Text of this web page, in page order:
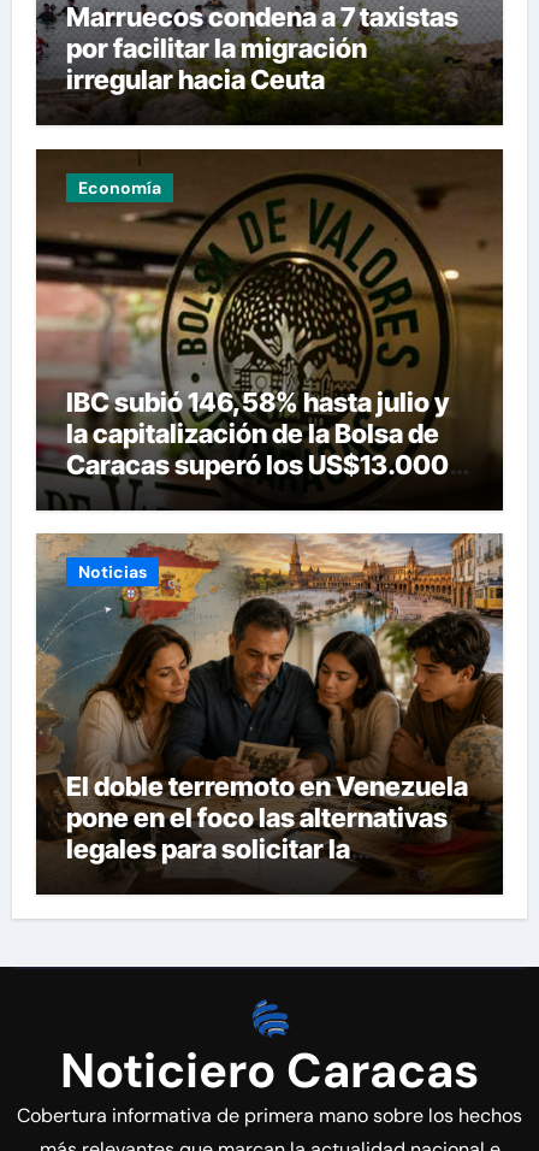
Marruecos condena a 7 taxistas
por facilitar la migración
irregular hacia Ceuta
Economía
IBC subió 146,58% hasta julio y
la capitalización de la Bolsa de
Caracas superó los US$13.000
millones
Noticias
El doble terremoto en Venezuela
pone en el foco las alternativas
legales para solicitar la
nacionalidad por parte de
personas con vínculos
Noticiero Caracas
Cobertura informativa de primera mano sobre los hechos